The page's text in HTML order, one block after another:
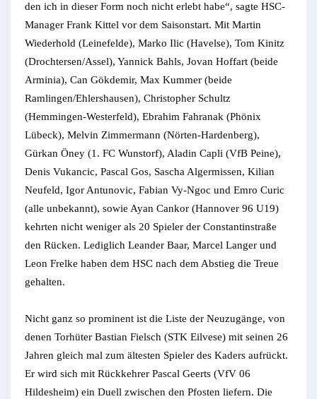
den ich in dieser Form noch nicht erlebt habe“, sagte HSC-
Manager Frank Kittel vor dem Saisonstart. Mit Martin
Wiederhold (Leinefelde), Marko Ilic (Havelse), Tom Kinitz
(Drochtersen/Assel), Yannick Bahls, Jovan Hoffart (beide
Arminia), Can Gökdemir, Max Kummer (beide
Ramlingen/Ehlershausen), Christopher Schultz
(Hemmingen-Westerfeld), Ebrahim Fahranak (Phönix
Lübeck), Melvin Zimmermann (Nörten-Hardenberg),
Gürkan Öney (1. FC Wunstorf), Aladin Capli (VfB Peine),
Denis Vukancic, Pascal Gos, Sascha Algermissen, Kilian
Neufeld, Igor Antunovic, Fabian Vy-Ngoc und Emro Curic
(alle unbekannt), sowie Ayan Cankor (Hannover 96 U19)
kehrten nicht weniger als 20 Spieler der Constantinstraße
den Rücken. Lediglich Leander Baar, Marcel Langer und
Leon Frelke haben dem HSC nach dem Abstieg die Treue
gehalten.
Nicht ganz so prominent ist die Liste der Neuzugänge, von
denen Torhüter Bastian Fielsch (STK Eilvese) mit seinen 26
Jahren gleich mal zum ältesten Spieler des Kaders aufrückt.
Er wird sich mit Rückkehrer Pascal Geerts (VfV 06
Hildesheim) ein Duell zwischen den Pfosten liefern. Die